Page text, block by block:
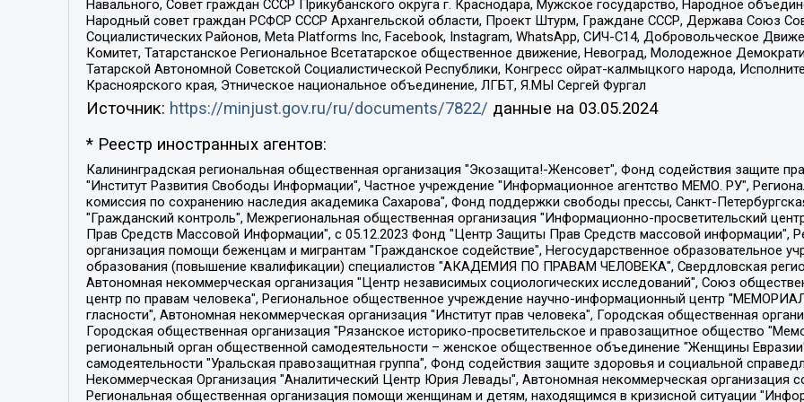
Навального, Совет граждан СССР Прикубанского округа г. Краснодара, Мужское государство, Народное
Народный совет граждан РСФСР СССР Архангельской области, Проект Штурм, Граждане СССР, Держава Союз
Социалистических Районов, Meta Platforms Inc, Facebook, Instagram, WhatsApp, СИЧ-С14, Добровольческое
Комитет, Татарстанское Региональное Всетатарское общественное движение, Невоград, Молодежное
Татарской Автономной Советской Социалистической Республики, Конгресс ойрат-калмыцкого народа,
Красноярского края, Этническое национальное объединение, ЛГБТ, Я.МЫ Сергей Фургал
Источник: https://minjust.gov.ru/ru/documents/7822/ данные на 03.05.2024
* Реестр иностранных агентов:
Калининградская региональная общественная организация "Экозащита!-Женсовет", Фонд содействия защите прав и свобод граждан "Общественный вердикт", Фонд "Институт Развития Свободы Информации", Частное учреждение "Информационное агентство МЕМО. РУ", Региональная общественная организация "Общественная комиссия по сохранению наследия академика Сахарова", Фонд поддержки свободы прессы, Санкт-Петербургская общественная правозащитная организация "Гражданский контроль", Межрегиональная общественная организация "Информационно-просветительский центр "Мемориал", Региональный Фонд "Центр Защиты Прав Средств Массовой Информации", с 05.12.2023 Фонд "Центр Защиты Прав Средств массовой информации", Региональная общественная благотворительная организация помощи беженцам и мигрантам "Гражданское содействие", Негосударственное образовательное учреждение дополнительного профессионального образования (повышение квалификации) специалистов "АКАДЕМИЯ ПО ПРАВАМ ЧЕЛОВЕКА", Свердловская региональная общественная организация "Сутяжник", Автономная некоммерческая организация "Центр независимых социологических исследований", Союз общественных объединений "Российский исследовательский центр по правам человека", Региональное общественное учреждение научно-информационный центр "МЕМОРИАЛ", Некоммерческая организация "Фонд защиты гласности", Автономная некоммерческая организация "Институт прав человека", Городская общественная организация "Екатеринбургское общество "МЕМОРИАЛ", Городская общественная организация "Рязанское историко-просветительское и правозащитное общество "Мемориал" (Рязанский Мемориал), Челябинский региональный орган общественной самодеятельности – женское общественное объединение "Женщины Евразии", Челябинский региональный орган общественной самодеятельности "Уральская правозащитная группа", Фонд содействия защите здоровья и социальной справедливости имени Андрея Рылькова, Автономная Некоммерческая Организация "Аналитический Центр Юрия Левады", Автономная некоммерческая организация социальной поддержки населения "Проект Апрель", Региональная общественная организация помощи женщинам и детям, находящимся в кризисной ситуации "Информационно-методический центр "Анна", Фонд содействия развитию массовых коммуникаций и правовому просвещению "Так-так-Так", Фонд содействия устойчивому развитию "Серебряная тайга", Свердловский региональный общественный фонд социальных проектов "Новое время", "Idel.Реалии", Кавказ.Реалии, Крым.Реалии, Телеканал Настоящее Время, Татаро-башкирская служба Радио Свобода (Azatliq Radiosi), Радио Свободная Европа/Радио Свобода (PCE/PC), "Сибирь.Реалии", "Фактограф", Благотворительный фонд помощи осужденным и их семьям, Автономная некоммерческая организация "Институт глобализации и социальных движений", Фонд "В защиту прав заключенных", Частное учреждение "Центр поддержки и содействия развитию средств массовой информации", Пензенский региональный общественный благотворительный фонд "Гражданский союз", "Север.Реалии", Некоммерческая организация Фонд "Правовая инициатива", Общество с ограниченной ответственностью "Радио Свободная Европа/Радио Свобода", Чешское информационное агентство "MEDIUM-ORIENT", Красноярская региональная общественная организация "Мы против СПИДа", Камалягин Денис Николаевич, Маркелов Сергей Евгеньевич, Пономарев Лев Александрович, Савицкая Людмила Алексеевна, Автономная некоммерческая организация "Центр по работе с проблемой насилия "НАСИЛИЮ.НЕТ", Межрегиональный профессиональный союз работников здравоохранения "Альянс врачей", Юридическое лицо, зарегистрированное в Латвийской Республике, SIA "Medusa Project" (регистрационный номер 40103797863, дата регистрации 10.06.2014), Некоммерческая организация "Фонд по борьбе с коррупцией", Автономная некоммерческая организация "Институт права и публичной политики", Баданин Роман Сергеевич, Гликин Максим Александрович, Железнова Мария Михайловна, Лукьянова Юлия Сергеевна, Маетная Елизавета Витальевна, Маняхин Петр Борисович, Чуракова Ольга Владимировна, Ярош Юлия Петровна, Юридическое лицо "The Insider SIA", зарегистрированное в Риге, Латвийская Республика (дата регистрации 26.06.2015), являющееся администратором доменного имени интернет-издания "The Insider SIA", https://theins.ru, Постернак Алексей Евгеньевич, Рубин Михаил Аркадьевич, Анин Роман Александрович, Юридическое лицо Istories fonds, зарегистрированное в Латвийской Республике (регистрационный номер 50008295751, дата регистрации 24.02.2020), Великовский Дмитрий Александрович, Долинина Ирина Николаевна, Мароховская Алеся Алексеевна, Шлейнов Роман Юрьевич, Шмагун Олеся Валентиновна, Общество с ограниченной ответственностью "Альтаир 2021", Общество с ограниченной ответственностью "Вега 2021", Общество с ограниченной ответственностью "Главный редактор 2021", Общество с ограниченной ответственностью "Ромашки монолит", Важенков Артем Валерьевич, Ивановская областная общественная организация "Центр гендерных исследований", Гурман Юрий Альбертович, Медиапроект "ОВД-Инфо", Егоров Владимир Владимирович, Жилинский Владимир Александрович, Общество с ограниченной ответственностью "ЗП", Иванова София Юрьевна, Карезина Инна Павловна, Кильтау Екатерина Викторовна, Петров Алексей Викторович, Пискунов Сергей Евгеньевич, Смирнов Сергей Сергеевич, Тихонов Михаил Сергеевич, Общество с ограниченной ответственностью "ЖУРНАЛИСТ-ИНОСТРАННЫЙ АГЕНТ", Арапова Галина Юрьевна, Вольтская Татьяна Анатольевна, Американская компания "Mason G.E.S. Anonymous Foundation" (США), являющаяся владельцем интернет-издания https://mnews.world/, Компания "Stichting Bellingcat", зарегистрированная в Нидерландах (дата регистрации 11.07.2018), Захаров Андрей Вячеславович, Клепиковская Екатерина Дмитриевна, Общество с ограниченной ответственностью "МЕМО", Перл Роман Александрович, Симонов Евгений Алексеевич, Соловьева Елена Анатольевна, Сотников Даниил Владимирович, Сурначева Елизавета Дмитриевна, Автономная некоммерческая организация по защите прав человека и информированию населения "Якутия – Наше Мнение", Общество с ограниченной ответственностью "Москоу диджитал медиа", с 26.01.2023 Общество с ограниченной ответственностью "Чайка Белые сады", Ветошкина Валерия Валерьевна, Заговора Максим Александрович, Межрегиональное общественное движение "Российская ЛГБТ - сеть", Оленичев Максим Владимирович, Павлов Иван Юрьевич, Скворцова Елена Сергеевна, Общество с ограниченной ответственностью "Как бы инагент", Кочетков Игорь Викторович, Общество с ограниченной ответственностью "Честные выборы", Еланчик Олег Александрович, Общество с ограниченной ответственностью "Нобелевский призыв", Гималова Регина Эмилевна, Григорьев Андрей Валерьевич, Григорьева Алина Александровна, Ассоциация по содействию защите прав призывников, альтернативнослужащих и военнослужащих "Правозащитная группа